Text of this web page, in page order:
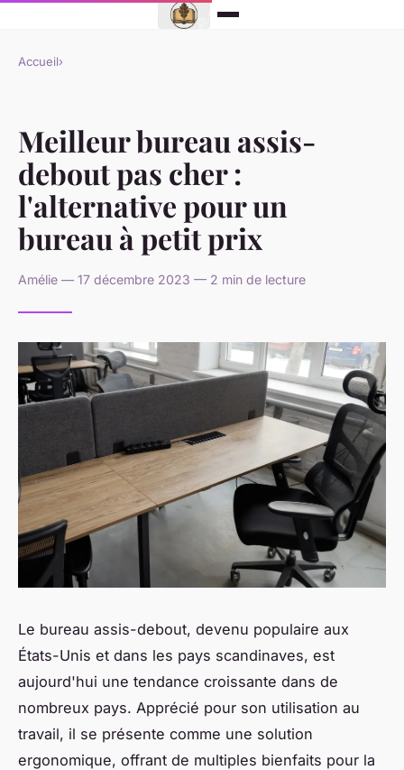
Accueil›
Meilleur bureau assis-
debout pas cher :
l'alternative pour un
bureau à petit prix
Amélie — 17 décembre 2023 — 2 min de lecture
Le bureau assis-debout, devenu populaire aux
États-Unis et dans les pays scandinaves, est
aujourd'hui une tendance croissante dans de
nombreux pays. Apprécié pour son utilisation au
travail, il se présente comme une solution
ergonomique, offrant de multiples bienfaits pour la